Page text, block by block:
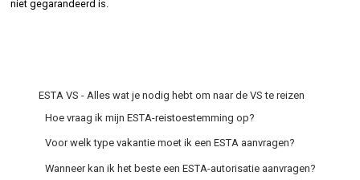
niet gegarandeerd is.
ESTA VS - Alles wat je nodig hebt om naar de VS te reizen
Hoe vraag ik mijn ESTA-reistoestemming op?
Voor welk type vakantie moet ik een ESTA aanvragen?
Wanneer kan ik het beste een ESTA-autorisatie aanvragen?